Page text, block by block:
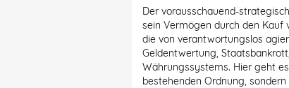
Der vorausschauend-
sein Vermögen durch den Kauf
die von verantwortungslos
Geldentwertung,
Währungssystems. Hier geht
bestehenden Ordnung,